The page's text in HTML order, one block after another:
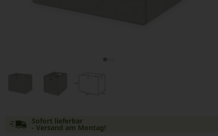
Sofort lieferbar
- Versand am Montag!